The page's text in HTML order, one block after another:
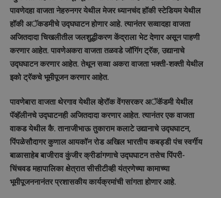
पावणेदहा वाजता नेहरुनगर येथील मेजर ध्यानचंद हॉकी स्टेडियम येथील
हॉकी अॅकडमीचे उद्घघाटन होणार आहे. त्यानंतर सव्वादहा वाजता
अजितदादा चिखलीतील जलशुद्धीकरण केंद्राला भेट देणार असून पाहणी
करणार आहेत. पावणेअकरा वाजता तळवडे जॉगिंग ट्रॅक, उद्यानाचे
उद्घघाटन करणार आहेत. तेथून सव्वा अकरा वाजता भक्ती-शक्ती येथील
इको ट्रॅकचे भूमीपूजन करणार आहेत.
पावणेबारा वाजता थेरगाव येथील व्हेरॉक वेंगसरकर अॅकॅडमी येथील
पॅव्हॅलीनचे उद्घाटनही अजितदादा करणार आहेत. त्यानंतर एक वाजता
वाकड येथील कै. तानाजीभाऊ तुकाराम कलाटे उद्यानाचे उद्घघाटन,
पिंपळेसौदागर कुणाल आयकॉन रोड अखिल भारतीय कबड्डी पंच स्वर्गीय
बाळासाहेब बाजीराव कुंजीर क्रीडांगणाचे उद्घघाटन तसेच पिंपरी-
चिंचवड महापालिका क्षेत्रात सीसीटीव्ही यंत्रणेच्या कामाच्या
भूमीपूजननानंतर प्रशासकीय कार्यक्रमांची सांगता होणार आहे.